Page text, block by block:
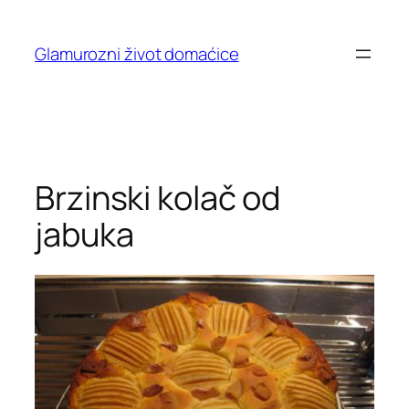
content
Glamurozni život domaćice
Brzinski kolač od
jabuka